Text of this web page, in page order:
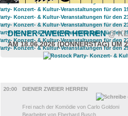
DIENER ZWEIER HERREN@
AM 18.06.2026 (DONNERSTAG) UM
20:00
DIENER ZWEIER HERREN
Frei nach der Komödie von Carlo Goldoni
Bearbeitet von Eberhard Busch